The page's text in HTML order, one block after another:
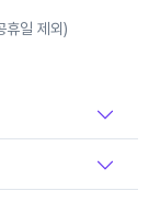
일 제외)